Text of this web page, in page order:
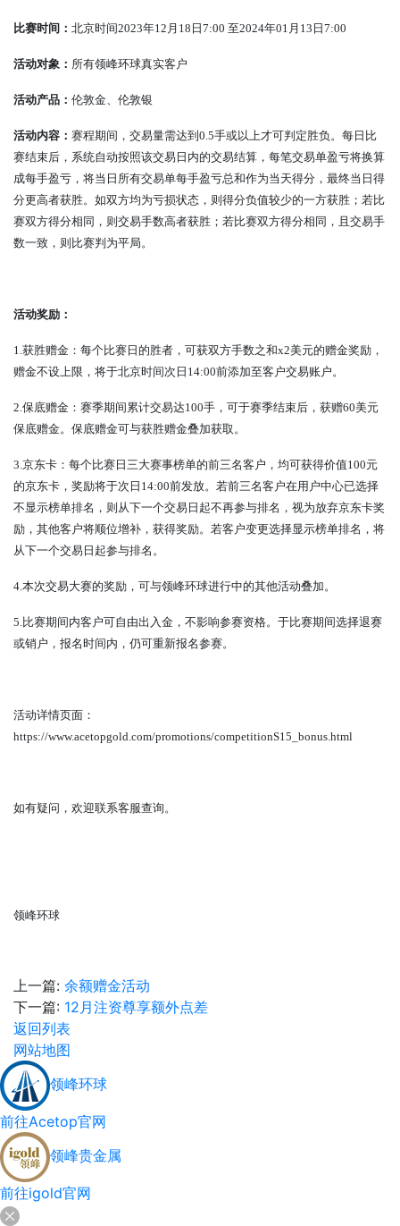
比赛时间： 北京时间2023年12 月 18 日 7:00 至2024年01 月 13 日 7:00
活动对象： 所有领峰环球真实客户
活动产品： 伦敦金、伦敦银
活动内容： 赛程期间，交易量需达到 0.5手或以上才可判定胜负。每日比
赛结束后，系统自动按照该交易日内的交易结算，每笔交易单盈亏将换算
成每手盈亏，将当日所有交易单每手盈亏总和作为当天得分，最终当日得
分更高者获胜。如双方均为亏损状态，则得分负值较少的一方获胜；若比
赛双方得分相同，则交易手数高者获胜；若比赛双方得分相同，且交易手
数一致，则比赛判为平局。
活动奖励：
1.获胜赠金：每个比赛日的胜者，可获双方手数之和x2美元的赠金奖励，
赠金不设上限，将于北京时间次日 14:00前添加至客户交易账户。
2.保底赠金：赛季期间累计交易达100手，可于赛季结束后，获赠60美元
保底赠金。保底赠金可与获胜赠金叠加获取。
3.京东卡：每个比赛日三大赛事榜单的前三名客户，均可获得价值100元
的京东卡，奖励将于次日 14:00前发放。若前三名客户在用户中心已选择
不显示榜单排名，则从下一个交易日起不再参与排名，视为放弃京东卡奖
励，其他客户将顺位增补，获得奖励。若客户变更选择显示榜单排名，将
从下一个交易日起参与排名。
4.本次交易大赛的奖励，可与领峰环球进行中的其他活动叠加。
5.比赛期间内客户可自由出入金，不影响参赛资格。于比赛期间选择退赛
或销户，报名时间内，仍可重新报名参赛。
活动详情页面：
https://www.acetopgold.com/promotions/competitionS15_bonus.html
如有疑问，欢迎联系客服查询。
领峰环球
上一篇: 余额赠金活动
下一篇: 12月注资尊享额外点差
返回列表
网站地图
领峰环球
前往Acetop官网
领峰贵金属
前往igold官网